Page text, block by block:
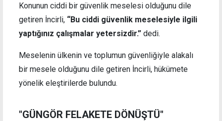
Konunun ciddi bir güvenlik meselesi olduğunu dile
getiren İncirli, “Bu ciddi güvenlik meselesiyle ilgili
yaptığınız çalışmalar yetersizdir.” dedi.
Meselenin ülkenin ve toplumun güvenliğiyle alakalı
bir mesele olduğunu dile getiren İncirli, hükümete
yönelik eleştirilerde bulundu.
"GÜNGÖR FELAKETE DÖNÜŞTÜ"